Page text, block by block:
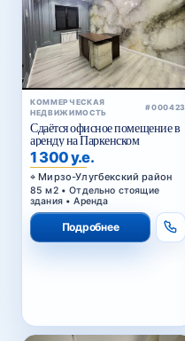
КОММЕРЧЕСКАЯ
НЕДВИЖИМОСТЬ
#000423
Сдаётся офисное помещение в
аренду на Паркенском
1 300 у.е.
Мирзо-Улугбекский район
85 м2 • Отдельно стоящие
здания • Аренда
Подробнее